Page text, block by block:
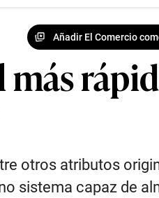
Añadir El Comercio
más
otros atributos
sistema capaz de